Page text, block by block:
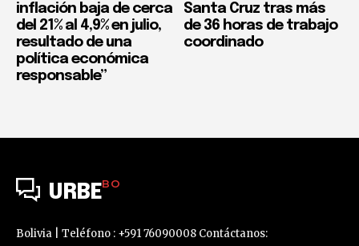
inflación baja de cerca
del 21% al 4,9% en julio,
resultado de una
política económica
responsable”
Santa Cruz tras más
de 36 horas de trabajo
coordinado
URBEBO
Bolivia | Teléfono : +591 76090008 Contáctanos: